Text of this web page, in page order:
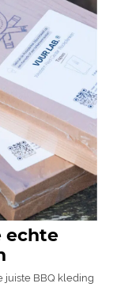
echte
juiste BBQ kleding